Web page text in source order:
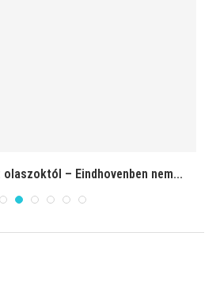
olaszoktól – Eindhovenben nem...